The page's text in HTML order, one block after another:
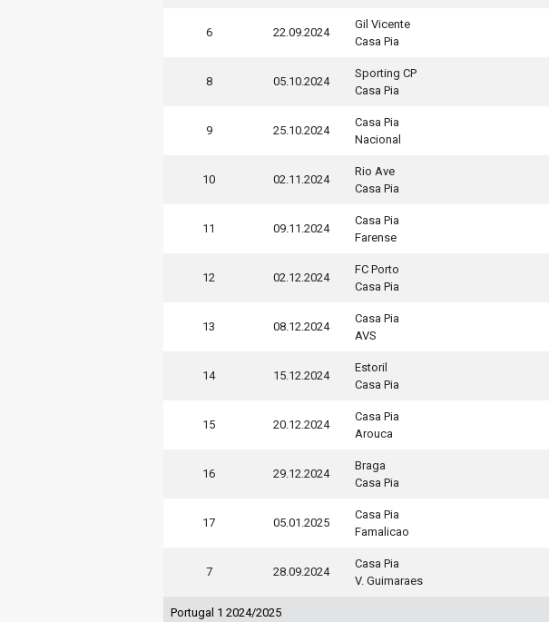
6 22.09.2024
Gil Vicente
Casa Pia
8 05.10.2024
Sporting CP
Casa Pia
9 25.10.2024
Casa Pia
Nacional
10 02.11.2024
Rio Ave
Casa Pia
11 09.11.2024
Casa Pia
Farense
12 02.12.2024
FC Porto
Casa Pia
13 08.12.2024
Casa Pia
AVS
14 15.12.2024
Estoril
Casa Pia
15 20.12.2024
Casa Pia
Arouca
16 29.12.2024
Braga
Casa Pia
17 05.01.2025
Casa Pia
Famalicao
7 28.09.2024
Casa Pia
V. Guimaraes
Portugal 1 2024/2025